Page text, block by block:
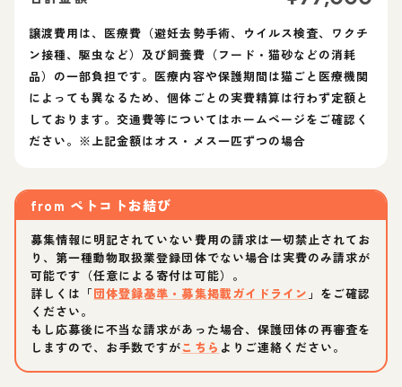
譲渡費用は、医療費（避妊去勢手術、ウイルス検査、ワクチ
ン接種、駆虫など）及び飼養費（フード・猫砂などの消耗
品）の一部負担です。医療内容や保護期間は猫ごと医療機関
によっても異なるため、個体ごとの実費精算は行わず定額と
しております。交通費等についてはホームページをご確認く
ださい。※上記金額はオス・メス一匹ずつの場合
from ペトコトお結び
募集情報に明記されていない費用の請求は一切禁止されてお
り、第一種動物取扱業登録団体でない場合は実費のみ請求が
可能です（任意による寄付は可能）。
詳しくは「団体登録基準・募集掲載ガイドライン 」をご確認
ください。
もし応募後に不当な請求があった場合、保護団体の再審査を
しますので、お手数ですがこちら よりご連絡ください。